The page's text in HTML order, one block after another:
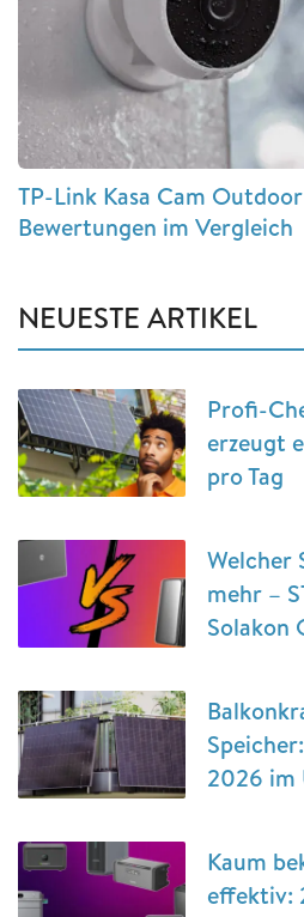
TP-Link Kasa Cam
Bewertungen im Vergleich
NEUESTE ARTIKEL
Profi-
erzeugt
pro Tag
Welcher
mehr –
Solakon
2026 im
Kaum
effektiv: